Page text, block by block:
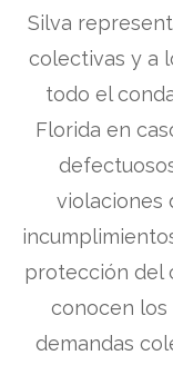
Silva
colectivas y a
todo el
Florida en
violaciones
protección del
conocen los
demandas